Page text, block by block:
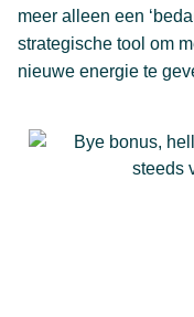
meer alleen een
strategische tool om
nieuwe energie te